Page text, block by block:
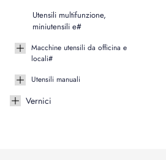
Utensili multifunzione,
miniutensili e#
Macchine utensili da officina e
locali#
Utensili manuali
Vernici